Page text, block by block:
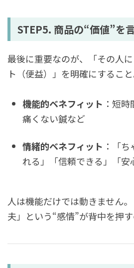
STEP5. 商品の“価値”を
最後に重要なのが、「その人
ト（便益）」を明確にすること
機能的ベネフィット ：短時
痛くない鍼など
情緒的ベネフィット ：「
れる」「信頼できる」「安
人は機能だけでは動きません
夫」という“感情”が背中を押す